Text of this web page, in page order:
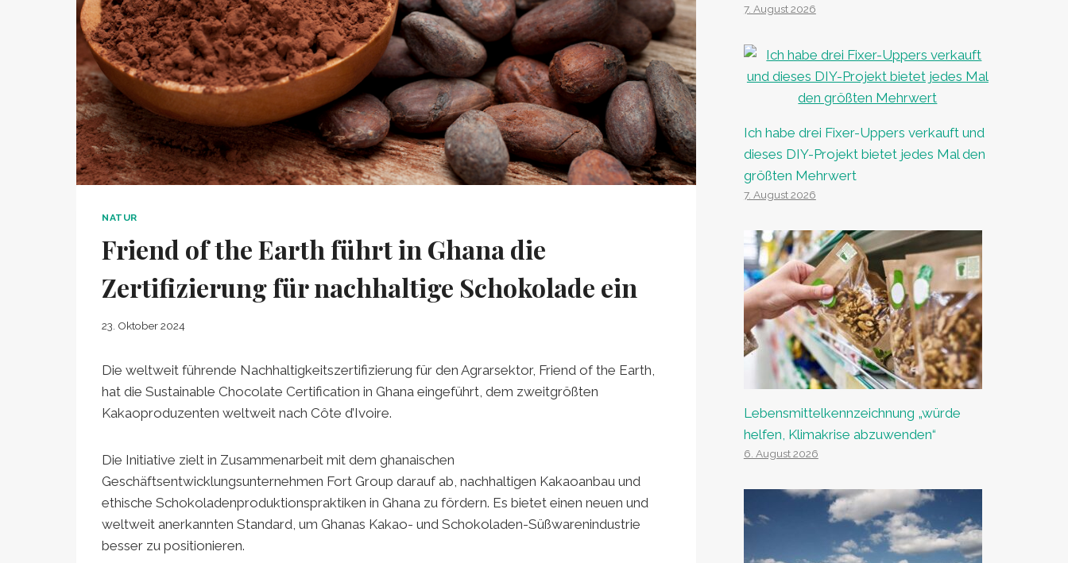
NATUR
Friend of the Earth führt in Ghana die
Zertifizierung für nachhaltige Schokolade ein
23. Oktober 2024
Die weltweit führende Nachhaltigkeitszertifizierung für den Agrarsektor, Friend of the Earth,
hat die Sustainable Chocolate Certification in Ghana eingeführt, dem zweitgrößten
Kakaoproduzenten weltweit nach Côte d’Ivoire.
Die Initiative zielt in Zusammenarbeit mit dem ghanaischen
Geschäftsentwicklungsunternehmen Fort Group darauf ab, nachhaltigen Kakaoanbau und
ethische Schokoladenproduktionspraktiken in Ghana zu fördern. Es bietet einen neuen und
weltweit anerkannten Standard, um Ghanas Kakao- und Schokoladen-Süßwarenindustrie
besser zu positionieren.
7. August 2026
Ich habe drei Fixer-Uppers verkauft und
dieses DIY-Projekt bietet jedes Mal den
größten Mehrwert
7. August 2026
Lebensmittelkennzeichnung „würde
helfen, Klimakrise abzuwenden“
6. August 2026